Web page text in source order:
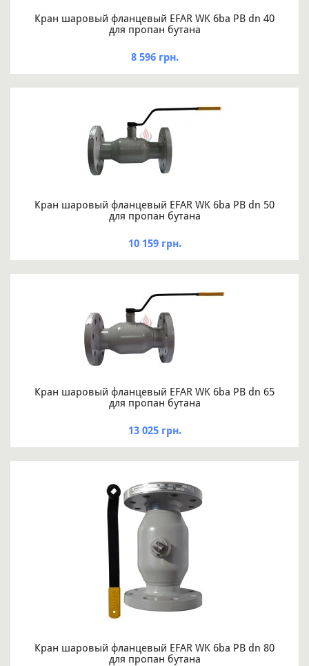
Кран шаровый фланцевый EFAR WK 6ba PB dn 40
для пропан бутана
8 596 грн.
Кран шаровый фланцевый EFAR WK 6ba PB dn 50
для пропан бутана
10 159 грн.
Кран шаровый фланцевый EFAR WK 6ba PB dn 65
для пропан бутана
13 025 грн.
Кран шаровый фланцевый EFAR WK 6ba PB dn 80
для пропан бутана